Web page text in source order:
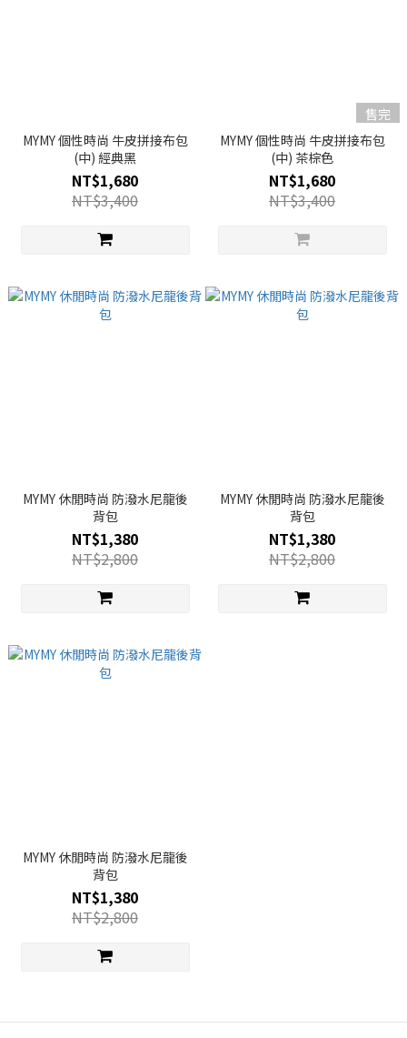
MYMY 個性時尚 牛皮拼接布包
(中) 經典黑
NT$1,680
NT$3,400
售完
MYMY 個性時尚 牛皮拼接布包
(中) 茶棕色
NT$1,680
NT$3,400
MYMY 休閒時尚 防潑水尼龍後
背包
NT$1,380
NT$2,800
MYMY 休閒時尚 防潑水尼龍後
背包
NT$1,380
NT$2,800
MYMY 休閒時尚 防潑水尼龍後
背包
NT$1,380
NT$2,800